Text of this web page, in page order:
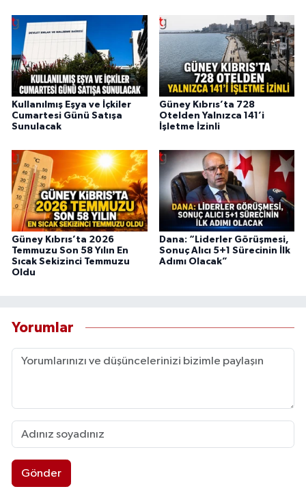
Kullanılmış Eşya ve İçkiler
Cumartesi Günü Satışa
Sunulacak
Güney Kıbrıs’ta 728
Otelden Yalnızca 141’i
İşletme İzinli
Güney Kıbrıs’ta 2026
Temmuzu Son 58 Yılın En
Sıcak Sekizinci Temmuzu
Oldu
Dana: “Liderler Görüşmesi,
Sonuç Alıcı 5+1 Sürecinin İlk
Adımı Olacak”
Yorumlar
Gönder